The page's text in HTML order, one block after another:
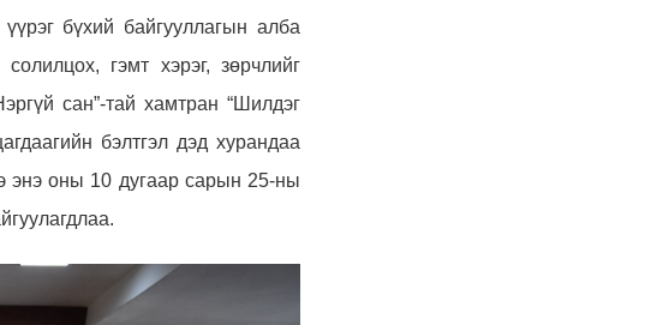
бүхий байгууллагын алба
гэмт хэрэг, зөрчлийг
сан”-тай хамтран“Шилдэг
бэлтгэл дэд хурандаа
энэоны 10 дугаар сарын 25-ны
агдлаа.